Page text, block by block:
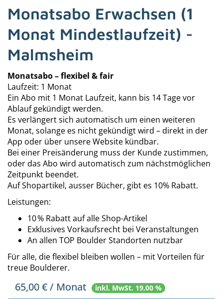
Monatsabo Erwachsen (1
Monat Mindestlaufzeit) -
Malmsheim
Monatsabo – flexibel & fair
Laufzeit: 1 Monat
Ein Abo mit 1 Monat Laufzeit, kann bis 14 Tage vor
Ablauf gekündigt werden.
Es verlängert sich automatisch um einen weiteren
Monat, solange es nicht gekündigt wird – direkt in der
App oder über unsere Website kündbar.
Bei einer Preisänderung muss der Kunde zustimmen,
oder das Abo wird automatisch zum nächstmöglichen
Zeitpunkt beendet.
Auf Shopartikel, ausser Bücher, gibt es 10% Rabatt.
Leistungen:
10 % Rabatt auf alle Shop-Artikel
Exklusives Vorkaufsrecht bei Veranstaltungen
An allen TOP Boulder Standorten nutzbar
Für alle, die flexibel bleiben wollen – mit Vorteilen für
treue Boulderer.
65,00€ / Monat inkl. MwSt. 19,00 %